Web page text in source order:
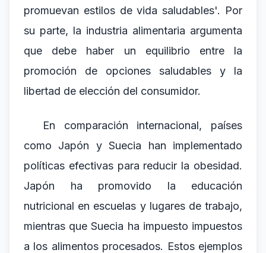
promuevan estilos de vida saludables'. Por
su parte, la industria alimentaria argumenta
que debe haber un equilibrio entre la
promoción de opciones saludables y la
libertad de elección del consumidor.
En comparación internacional, países
como Japón y Suecia han implementado
políticas efectivas para reducir la obesidad.
Japón ha promovido la educación
nutricional en escuelas y lugares de trabajo,
mientras que Suecia ha impuesto impuestos
a los alimentos procesados. Estos ejemplos